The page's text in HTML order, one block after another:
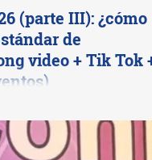
(parte III): ¿cómo
de
video + Tik Tok